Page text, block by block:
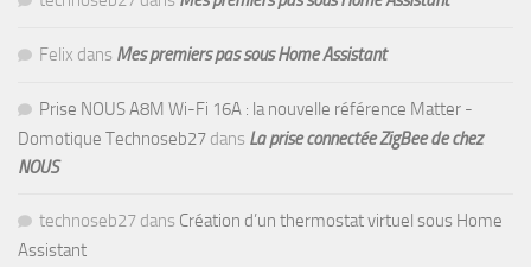
Felix dans Mes premiers pas sous Home Assistant
Prise NOUS A8M Wi-Fi 16A : la nouvelle référence Matter -
Domotique Technoseb27 dans La prise connectée ZigBee de chez
NOUS
technoseb27 dans Création d’un thermostat virtuel sous Home
Assistant